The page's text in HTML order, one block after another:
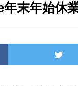
末年始休